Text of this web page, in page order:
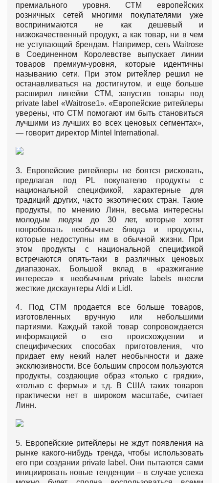
премиального уровня. СТМ европейских
розничных сетей многими покупателями уже
воспринимаются не как дешевый и
низкокачественный продукт, а как товар, ни в чем
не уступающий брендам. Например, сеть Waitrose
в Соединенном Королевстве выпускает линии
товаров премиум-уровня, которые идентичны
называнию сети. При этом ритейлер решил не
останавливаться на достигнутом, и еще больше
расширил линейки СТМ, запустив товары под
private label «Waitrose1». «Европейские ритейлеры
уверены, что СТМ помогают им быть становиться
лучшими из лучших во всех ценовых сегментах»,
— говорит директор Mintel International.
3. Европейские ритейлеры не боятся рисковать,
предлагая под PL покупателю продукты с
национальной спецификой, характерные для
традиций других, часто экзотических стран. Такие
продукты, по мнению Линн, весьма интересны
молодым людям до 30 лет, которые хотят
попробовать необычные блюда и продукты,
которые недоступны им в обычной жизни. При
этом продукты с национальной спецификой
встречаются опять-таки в различных ценовых
диапазонах. Большой вклад в «разжигание
интереса» к необычным private labels внесли
жесткие дискаунтеры Aldi и Lidl.
4. Под СТМ продается все больше товаров,
изготовленных вручную или небольшими
партиями. Каждый такой товар сопровождается
информацией о его происхождении и
специфических способах приготовления, что
придает ему некий налет необычности и даже
эксклюзивности. Все большим спросом пользуются
продукты, создающие образ «только с грядки»,
«только с фермы» и т.д. В США таких товаров
практически нет в широком масштабе, считает
Линн.
5. Европейские ритейлеры не ждут появления на
рынке какого-нибудь тренда, чтобы использовать
его при создании private label. Они пытаются сами
инициировать новые тенденции – в случае успеха